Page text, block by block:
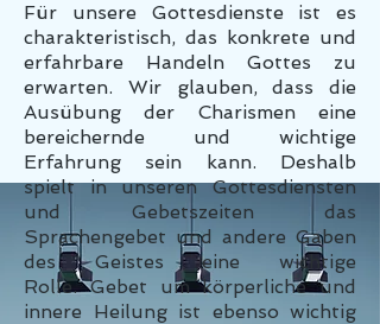
Für unsere Gottesdienste ist es
charakteristisch, das konkrete und
erfahrbare Handeln Gottes zu
erwarten. Wir glauben, dass die
Ausübung der Charismen eine
bereichernde und wichtige
Erfahrung sein kann. Deshalb
spielt in unseren Gottesdiensten
und Gebetszeiten das
Sprachengebet und andere Gaben
des Geistes eine wichtige
Rolle. Gebet um körperliche und
innere Heilung ist ebenso wichtig